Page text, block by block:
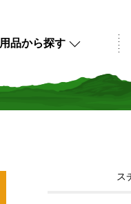
用品から探す
ス